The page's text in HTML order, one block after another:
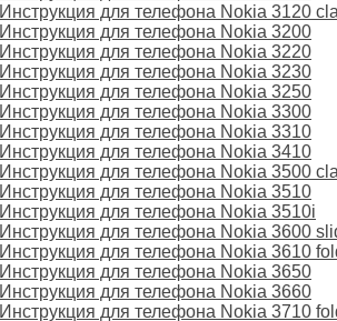
Инструкция для телефона Nokia 3120
Инструкция для телефона Nokia 3200
Инструкция для телефона Nokia 3220
Инструкция для телефона Nokia 3230
Инструкция для телефона Nokia 3250
Инструкция для телефона Nokia 3300
Инструкция для телефона Nokia 3310
Инструкция для телефона Nokia 3410
Инструкция для телефона Nokia 3500
Инструкция для телефона Nokia 3510
Инструкция для телефона Nokia 3510i
Инструкция для телефона Nokia 3600
Инструкция для телефона Nokia 3610
Инструкция для телефона Nokia 3650
Инструкция для телефона Nokia 3660
Инструкция для телефона Nokia 3710